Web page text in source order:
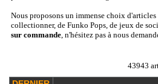
Nous proposons un immense choix
collectionner, de Funko Pops, de jeux de
sur commande, n'hésitez pas à nous
43943